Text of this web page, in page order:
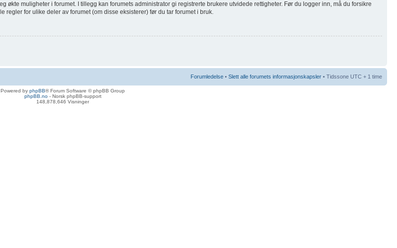
muligheter i forumet. I tillegg kan forumets administrator gi registrerte brukere utvidede rettigheter. Før du logger inn, må du forsikre
for ulike deler av forumet (om disse eksisterer) før du tar forumet i bruk.
Forumledelse • Slett alle forumets informasjonskapsler • Tidssone UTC + 1 time
Powered by phpBB® Forum Software © phpBB Group
phpBB.no- Norsk phpBB-support
148,878,646 Visninger